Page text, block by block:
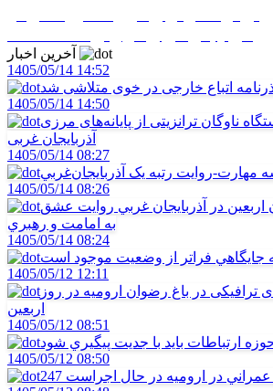
1405/05/14 14:52
اتباع خارجی در خوی متلاشی شد
1405/05/14 14:50
دستگاه ناوگان ترانزیتی از پایانه‌های مرزی
آذربایجان ‌غربی
1405/05/14 08:27
مهارت-روايت رتبه يک آذربايجان‌غربي
1405/05/14 08:26
اربعين در آذربايجان غربي روايت عشق
به امامت و رهبري
1405/05/14 08:24
جايگاهي فراتر از وضعيت موجود است
1405/05/12 12:11
ترافیکی در باغ رضوان ارومیه در روز
اربعین
1405/05/12 08:51
ارتباطات بايد با جديت پيگيري شود
1405/05/12 08:50
عمراني در اروميه در حال اجراست